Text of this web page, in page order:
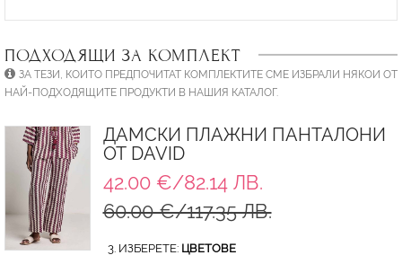
ПОДХОДЯЩИ ЗА КОМПЛЕКТ
ЗА ТЕЗИ, КОИТО ПРЕДПОЧИТАТ КОМПЛЕКТИТЕ СМЕ ИЗБРАЛИ НЯКОИ ОТ
НАЙ-ПОДХОДЯЩИТЕ ПРОДУКТИ В НАШИЯ КАТАЛОГ.
ДАМСКИ ПЛАЖНИ ПАНТАЛОНИ
ОТ DAVID
42.00 €/82.14 ЛВ.
60.00 €/117.35 ЛВ.
3. ИЗБЕРЕТЕ: ЦВЕТОВЕ